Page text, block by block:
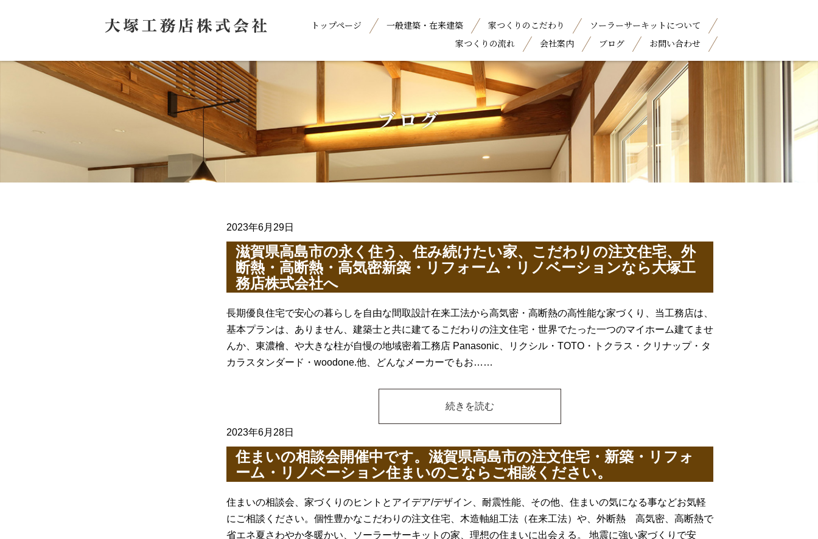
トップページ 一般建築・在来建築 家つくりのこだわり
ソーラーサーキットについて
家つくりの流れ
会社案内 ブログ お問い合わせ
ブログ
2023年6月29日
滋賀県高島市の永く住う、住み続けたい家、こだわりの注文住宅、外
断熱・高断熱・高気密新築・リフォーム・リノベーションなら大塚工
務店株式会社へ
長期優良住宅で安心の暮らしを自由な間取設計在来工法から高気密・高断熱の高性能な家づくり、当工務店は、
基本プランは、ありません、建築士と共に建てるこだわりの注文住宅・世界でたった一つのマイホーム建てませ
んか、東濃檜、や大きな柱が自慢の地域密着工務店 Panasonic、リクシル・TOTO・トクラス・クリナップ・タ
カラスタンダード・woodone.他、どんなメーカーでもお……
続きを読む
2023年6月28日
住まいの相談会開催中です。滋賀県高島市の注文住宅・新築・リフォ
ーム・リノベーション住まいのこならご相談ください。
住まいの相談会、家づくりのヒントとアイデア/デザイン、耐震性能、その他、住まいの気になる事などお気軽
にご相談ください。個性豊かなこだわりの注文住宅、木造軸組工法（在来工法）や、外断熱 高気密、高断熱で
省エネ夏さわやか冬暖かい、ソーラーサーキットの家、理想の住まいに出会える。 地震に強い家づくりで安